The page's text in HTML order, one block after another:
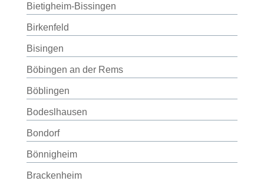
Bietigheim-Bissingen
Birkenfeld
Bisingen
Böbingen an der Rems
Böblingen
Bodeslhausen
Bondorf
Bönnigheim
Brackenheim